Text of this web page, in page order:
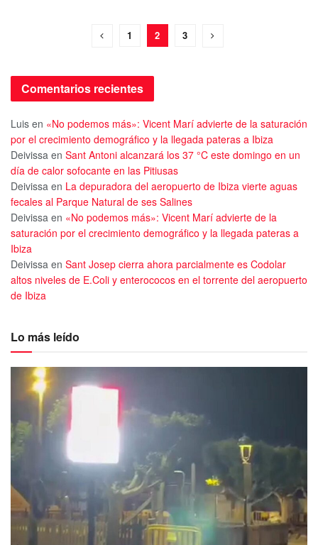
1 2 3
Comentarios recientes
Luis en «No podemos más»: Vicent Marí advierte de la saturación
por el crecimiento demográfico y la llegada pateras a Ibiza
Deivissa en Sant Antoni alcanzará los 37 °C este domingo en un
día de calor sofocante en las Pitiusas
Deivissa en La depuradora del aeropuerto de Ibiza vierte aguas
fecales al Parque Natural de ses Salines
Deivissa en «No podemos más»: Vicent Marí advierte de la
saturación por el crecimiento demográfico y la llegada pateras a
Ibiza
Deivissa en Sant Josep cierra ahora parcialmente es Codolar
altos niveles de E.Coli y enterococos en el torrente del aeropuerto
de Ibiza
Lo más leído